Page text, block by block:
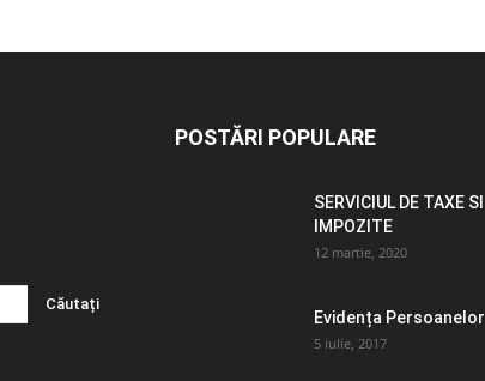
POSTĂRI POPULARE
SERVICIUL DE TAXE SI
IMPOZITE
12 martie, 2020
Evidența Persoanelor
5 iulie, 2017